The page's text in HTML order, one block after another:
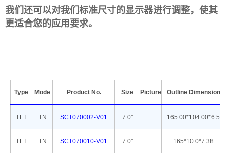
我们还可以对我们标准尺寸的显示器进行调整，使其
更适合您的应用要求。
Type Mode Product No. Size Picture Outline Dimension
TFT TN SCT070002-V01 7.0'' 165.00*104.00*6.5
TFT TN SCT070010-V01 7.0'' 165*10.0*7.38